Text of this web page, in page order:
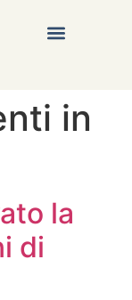
in
la
di